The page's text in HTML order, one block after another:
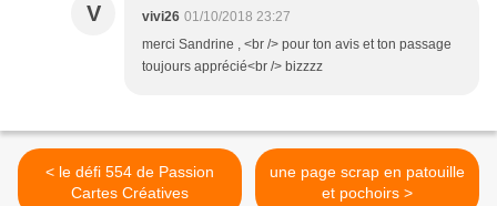
V vivi26 01/10/2018 23:27
merci Sandrine , <br /> pour ton avis et ton passage
toujours apprécié<br /> bizzzz
< le défi 554 de Passion
Cartes Créatives
une page scrap en patouille
et pochoirs >